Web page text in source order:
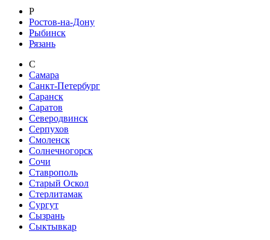
Р
Ростов-на-Дону
Рыбинск
Рязань
С
Самара
Санкт-Петербург
Саранск
Саратов
Северодвинск
Серпухов
Смоленск
Солнечногорск
Сочи
Ставрополь
Старый Оскол
Стерлитамак
Сургут
Сызрань
Сыктывкар